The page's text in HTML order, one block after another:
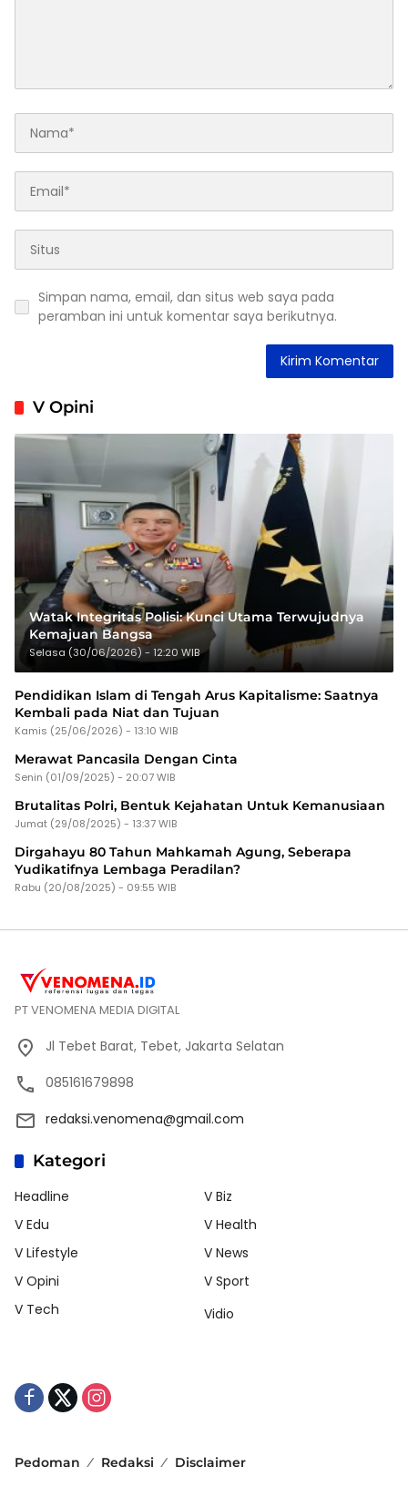
Simpan nama, email, dan situs web saya pada
peramban ini untuk komentar saya berikutnya.
V Opini
Watak Integritas Polisi: Kunci Utama Terwujudnya
Kemajuan Bangsa
Selasa (30/06/2026) - 12:20 WIB
Pendidikan Islam di Tengah Arus Kapitalisme: Saatnya
Kembali pada Niat dan Tujuan
Kamis (25/06/2026) - 13:10 WIB
Merawat Pancasila Dengan Cinta
Senin (01/09/2025) - 20:07 WIB
Brutalitas Polri, Bentuk Kejahatan Untuk Kemanusiaan
Jumat (29/08/2025) - 13:37 WIB
Dirgahayu 80 Tahun Mahkamah Agung, Seberapa
Yudikatifnya Lembaga Peradilan?
Rabu (20/08/2025) - 09:55 WIB
PT VENOMENA MEDIA DIGITAL
Jl Tebet Barat, Tebet, Jakarta Selatan
085161679898
redaksi.venomena@gmail.com
Kategori
Headline
V Biz
V Edu
V Health
V Lifestyle
V News
V Opini
V Sport
V Tech
Vidio
Pedoman Redaksi
Disclaimer